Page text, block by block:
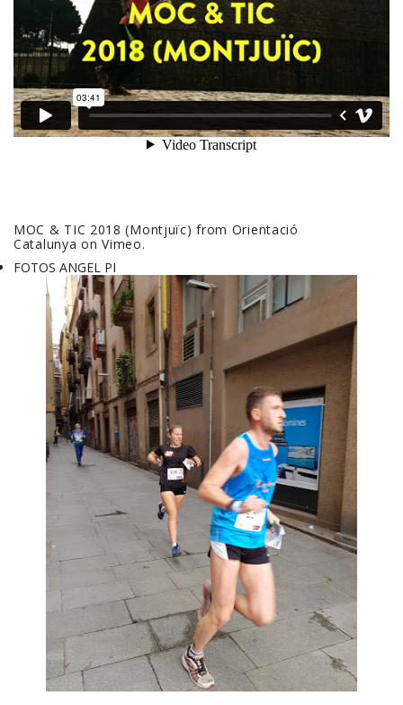
MOC & TIC 2018 (Montjuïc) from Orientació
Catalunya onVimeo.
FOTOS ANGEL PI